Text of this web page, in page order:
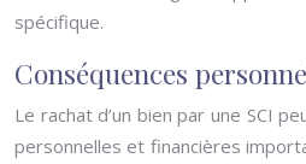
spécifique.
Conséquences
Le rachat d’un bien par une SCI
personnelles et financières